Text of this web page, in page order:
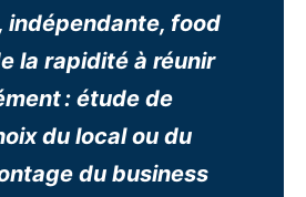
indépendante, food
la rapidité à réunir
: étude de
du local ou du
du business